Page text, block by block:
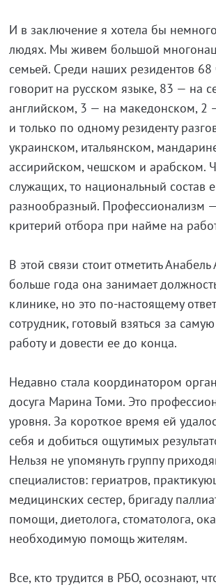
И в заключение я хотела бы
людях. Мы живем большой
семьей. Среди наших резидентов 68
говорит на русском языке, 83 — на
английском, 3 — на македонском, 2
и только по одному резиденту
украинском, итальянском,
ассирийском, чешском и арабском.
служащих, то национальный состав
разнообразный. Профессионализм
критерий отбора при найме на
В этой связи стоит отметить
больше года она занимает
клинике, но это по-настоящему
сотрудник, готовый взяться за
работу и довести ее до конца.
Недавно стала координатором
досуга Марина Томи. Это
уровня. За короткое время ей
себя и добиться ощутимых
Нельзя не упомянуть группу
специалистов: гериатров,
медицинских сестер, бригаду
помощи, диетолога, стоматолога,
необходимую помощь жителям.
Все, кто трудится в РБО, осознают,